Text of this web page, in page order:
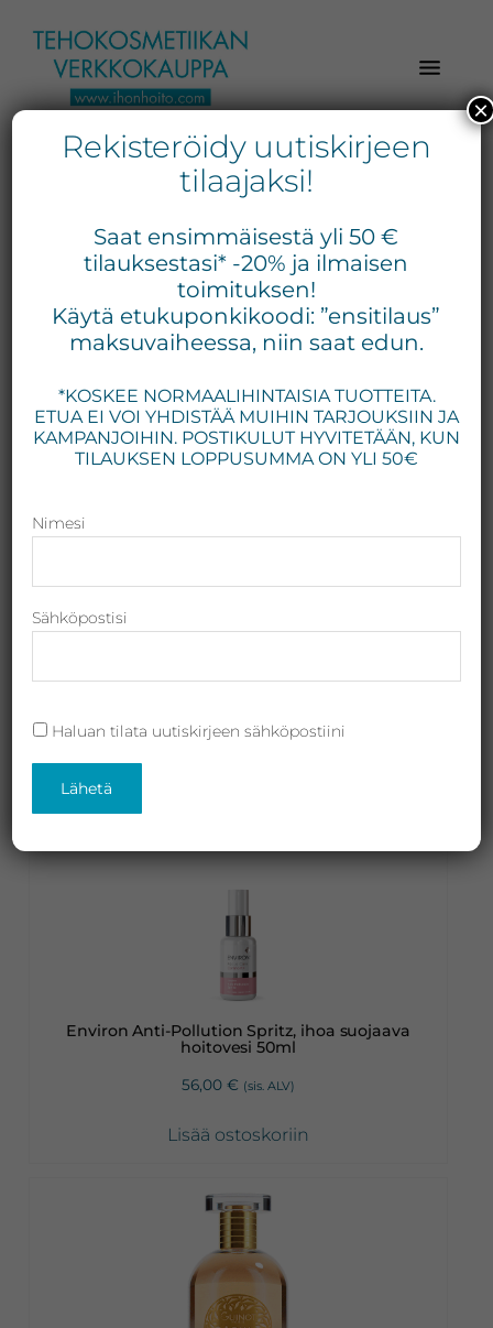
pääsisältöön
ensisijaiseen
sivupalkkiin
alatunnisteeseen
Ihonhoito.com
Kosmetiikan
verkkokauppa
Tilaa
tänään
Verkkokaupasta
tuotteet:
Exuviance,
Medik8,
Priori,
Bion,
Gernétic,
Revitalash,
Jane
Raili
Heliocare
hoitovesi
Näytetään kaikki 6 tulosta
Environ Anti-Pollution Spritz, ihoa suojaava
hoitovesi 50ml
56,00 € (sis. ALV)
Lisää ostoskoriin
Rekisteröidy uutiskirjeen
tilaajaksi!
Saat ensimmäisestä yli 50 €
tilauksestasi* -20% ja ilmaisen
toimituksen!
Käytä etukuponkikoodi: ”ensitilaus”
maksuvaiheessa, niin saat edun.
*KOSKEE NORMAALIHINTAISIA TUOTTEITA.
ETUA EI VOI YHDISTÄÄ MUIHIN TARJOUKSIIN JA
KAMPANJOIHIN. POSTIKULUT HYVITETÄÄN, KUN
TILAUKSEN LOPPUSUMMA ON YLI 50€
Nimesi
Sähköpostisi
Haluan tilata uutiskirjeen sähköpostiini
×